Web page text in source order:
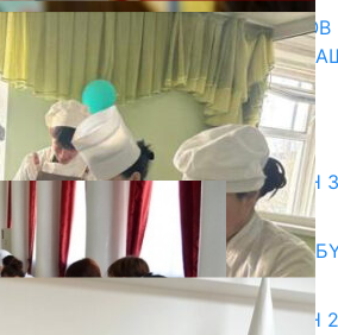
ПРЕЗИДЕНТ САДЫР ЖАПАРОВ
МАМЛЕКЕТТЕРДИН ӨКМӨТ
ЖОЛУГУШТУ
07.08.2026
Абитуриент
ЖОЖДОРГО КАБЫЛ АЛУУНУН
27.07.2026
ӨЗҮҢДҮН КЕЛЕЧЕГИҢ ҮЧҮН
20.07.2026
ЖОЖДОРГО КАБЫЛ АЛУУНУН